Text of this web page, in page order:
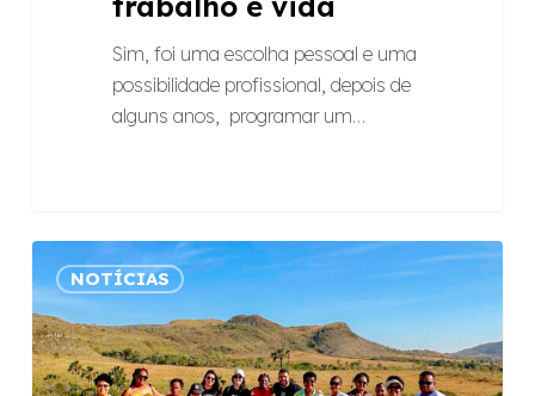
Sim, foi uma escolha pessoal e uma
possibilidade profissional, depois de
alguns anos, programar um…
Conexões
quilombolas:
Raízes
promove
benchmarking
NOTÍCIAS